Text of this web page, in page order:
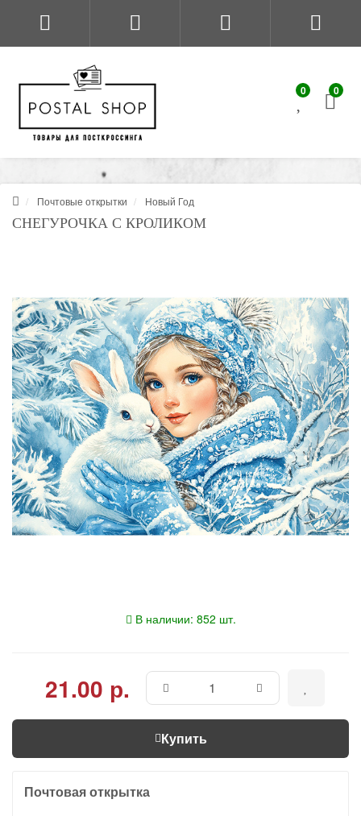
0 0
Почтовые открытки Новый Год
СНЕГУРОЧКА С КРОЛИКОМ
В наличии: 852 шт.
21.00 р.
Купить
Почтовая открытка